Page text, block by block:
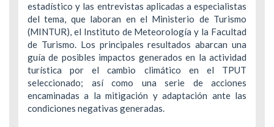
estadístico y las entrevistas aplicadas a especialistas
del tema, que laboran en el Ministerio de Turismo
(MINTUR), el Instituto de Meteorología y la Facultad
de Turismo. Los principales resultados abarcan una
guía de posibles impactos generados en la actividad
turística por el cambio climático en el TPUT
seleccionado; así como una serie de acciones
encaminadas a la mitigación y adaptación ante las
condiciones negativas generadas.